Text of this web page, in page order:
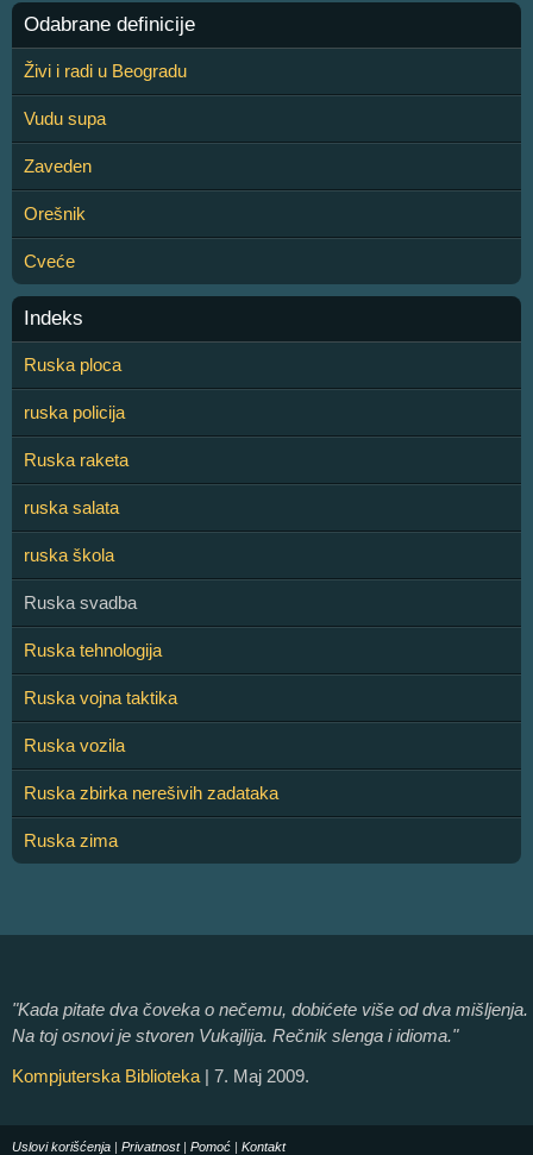
Odabrane definicije
Živi i radi u Beogradu
Vudu supa
Zaveden
Orešnik
Cveće
Indeks
Ruska ploca
ruska policija
Ruska raketa
ruska salata
ruska škola
Ruska svadba
Ruska tehnologija
Ruska vojna taktika
Ruska vozila
Ruska zbirka nerešivih zadataka
Ruska zima
"Kada pitate dva čoveka o nečemu, dobićete više od dva mišljenja.
Na toj osnovi je stvoren Vukajlija. Rečnik slenga i idioma."
Kompjuterska Biblioteka | 7. Maj 2009.
Uslovi korišćenja | Privatnost| Pomoć | Kontakt